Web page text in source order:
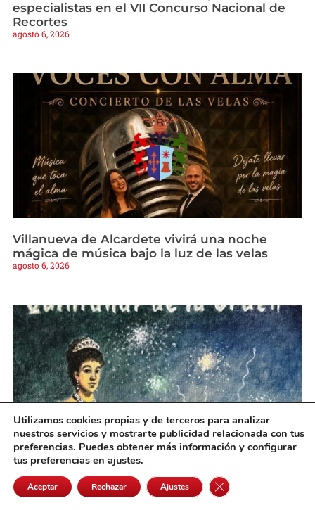
especialistas en el VII Concurso Nacional de
Recortes
agosto 6, 2026
Villanueva de Alcardete vivirá una noche
mágica de música bajo la luz de las velas
agosto 6, 2026
actos para todos los públicos y la tradición
como eje
Utilizamos cookies propias y de terceros para analizar
nuestros servicios y mostrarte publicidad relacionada con tus
preferencias. Puedes obtener más información y configurar
tus preferencias en ajustes.
Aceptar Rechazar Ajustes Cerrar el banner de